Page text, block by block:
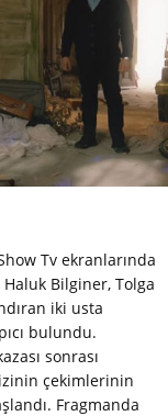
Tv ekranlarında
Bilginer, Tolga
iki usta
bulundu.
sonrası
çekimlerinin
Fragmanda